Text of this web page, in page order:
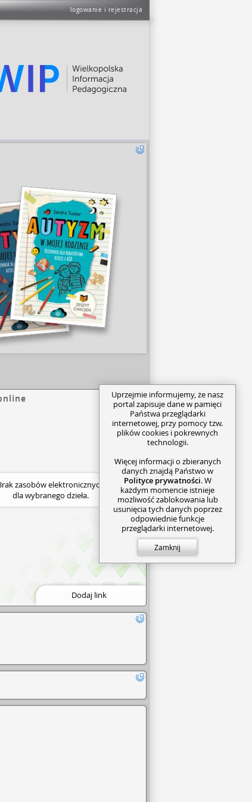
logowanie i rejestracja
zasobów elektronicznych
dla wybranego dzieła.
Dodaj link
Uprzejmie informujemy, że nasz
portal zapisuje dane w pamięci
Państwa przeglądarki
internetowej, przy pomocy tzw.
plików cookies i pokrewnych
technologii.
Więcej informacji o zbieranych
danych znajdą Państwo w
Polityce prywatności. W
każdym momencie istnieje
możliwość zablokowania lub
usunięcia tych danych poprzez
odpowiednie funkcje
przeglądarki internetowej.
Zamknij